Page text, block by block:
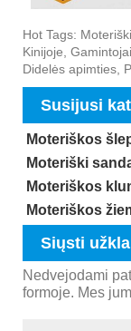
Hot Tags:
Kinijoje,
Didelės apimties,
Susijusi
Moteriškos
Moteriški
Moteriškos
Moteriškos
Siųsti
Nedvejodami
formoje. Mes